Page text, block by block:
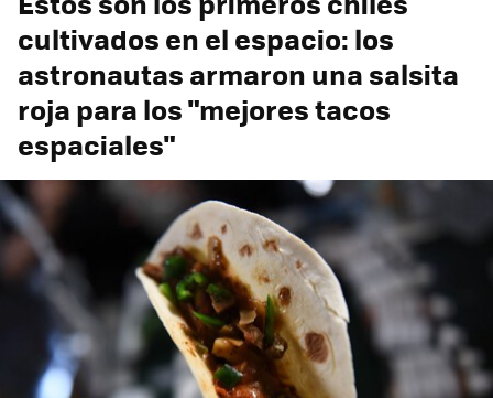
cultivados en el espacio: los
astronautas armaron una salsita
roja para los "mejores tacos
espaciales"